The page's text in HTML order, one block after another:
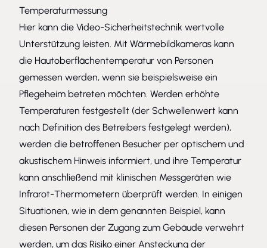
Temperaturmessung
Hier kann die Video-Sicherheitstechnik wertvolle
Unterstützung leisten. Mit Wärmebildkameras kann
die Hautoberflächentemperatur von Personen
gemessen werden, wenn sie beispielsweise ein
Pflegeheim betreten möchten. Werden erhöhte
Temperaturen festgestellt (der Schwellenwert kann
nach Definition des Betreibers festgelegt werden),
werden die betroffenen Besucher per optischem und
akustischem Hinweis informiert, und ihre Temperatur
kann anschließend mit klinischen Messgeräten wie
Infrarot-Thermometern überprüft werden. In einigen
Situationen, wie in dem genannten Beispiel, kann
diesen Personen der Zugang zum Gebäude verwehrt
werden, um das Risiko einer Ansteckung der